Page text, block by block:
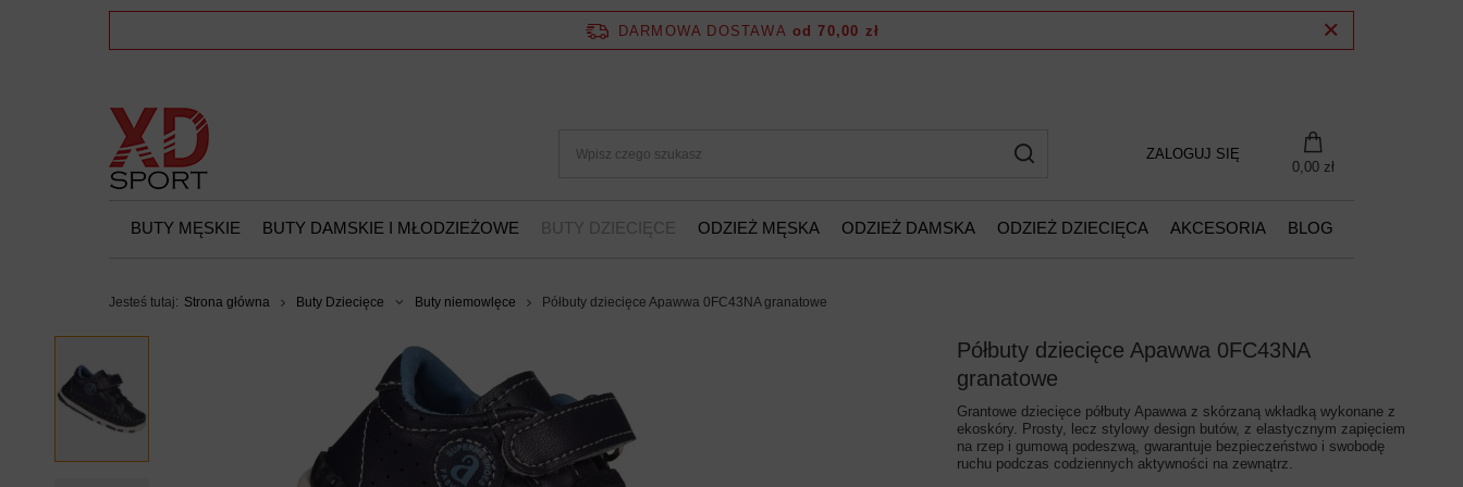
DARMOWA DOSTAWA od 70,00 zł
ZALOGUJ SIĘ
0,00 zł
BUTY MĘSKIE BUTY DAMSKIE I MŁODZIEŻOWE BUTY DZIECIĘCE ODZIEŻ MĘSKA ODZIEŻ DAMSKA ODZIEŻ DZIECIĘCA AKCESORIA BLOG
Jesteś tutaj: Strona główna Buty Dziecięce Buty niemowlęce Półbuty dziecięce Apawwa 0FC43NA granatowe
Półbuty dziecięce Apawwa 0FC43NA
granatowe
Grantowe dziecięce półbuty Apawwa z skórzaną wkładką wykonane z
ekoskóry. Prosty, lecz stylowy design butów, z elastycznym zapięciem
na rzep i gumową podeszwą, gwarantuje bezpieczeństwo i swobodę
ruchu podczas codziennych aktywności na zewnątrz.